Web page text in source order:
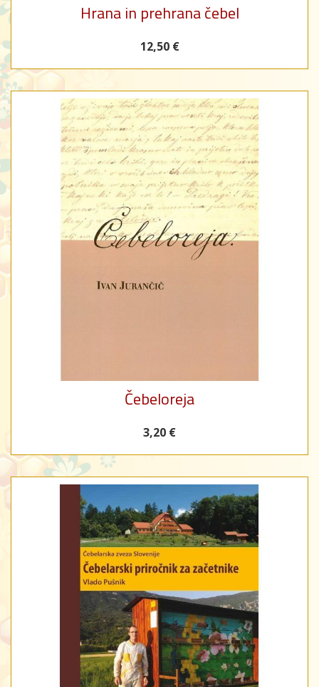
Hrana in prehrana čebel
12,50 €
Čebeloreja
3,20 €